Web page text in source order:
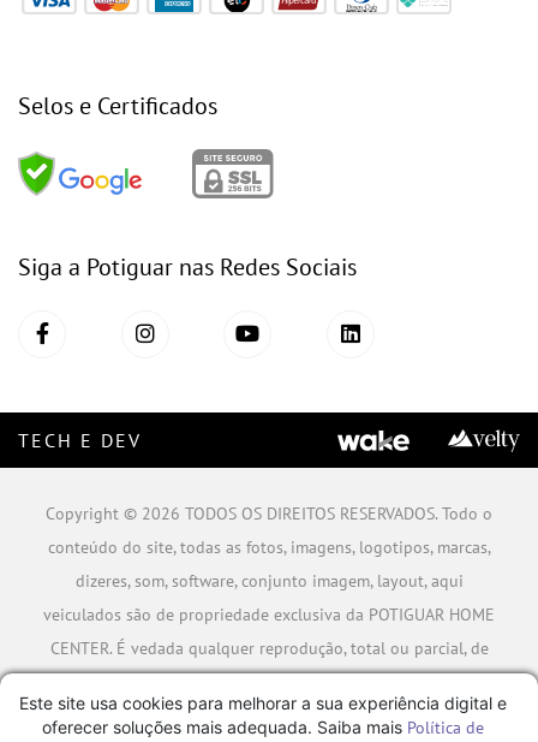
Selos e Certificados
Siga a Potiguar nas Redes Sociais
TECH E DEV
Copyright © 2026 TODOS OS DIREITOS RESERVADOS. Todo o
conteúdo do site, todas as fotos, imagens, logotipos, marcas,
dizeres, som, software, conjunto imagem, layout, aqui
veiculados são de propriedade exclusiva da POTIGUAR HOME
CENTER. É vedada qualquer reprodução, total ou parcial, de
A violação de qualquer direito mencionado implicará na
Este site usa cookies para melhorar a sua experiência digital e
oferecer soluções mais adequada. Saiba mais Política de